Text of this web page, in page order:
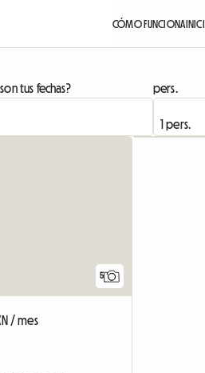
CÓMO FUNCIONA
tus fechas? pers.
5
/ mes